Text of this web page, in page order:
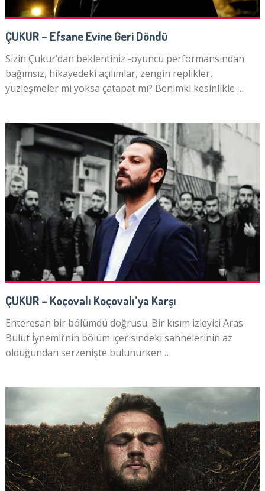
ÇUKUR – Efsane Evine Geri Döndü
Sizin Çukur’dan beklentiniz -oyuncu performansından
bağımsız, hikayedeki açılımlar, zengin replikler,
yüzleşmeler mi yoksa çatapat mı? Benimki kesinlikle …
ÇUKUR – Koçovalı Koçovalı’ya Karşı
Enteresan bir bölümdü doğrusu. Bir kısım izleyici Aras
Bulut İynemli’nin bölüm içerisindeki sahnelerinin az
olduğundan serzenişte bulunurken …